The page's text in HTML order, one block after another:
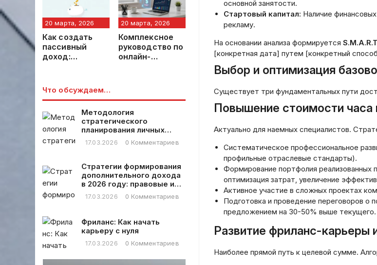
основной занятости.
Стартовый капитал: Наличие
рекламу.
На основании анализа формируется
[конкретная дата] путем [конкретный
Выбор и оптимизация
Существует три фундаментальных пути
Повышение стоимости
Актуально для наемных специалистов.
Систематическое профессиональное
профильные отраслевые стандарты).
Формирование портфолия реализованных
оптимизация затрат, увеличение
Активное участие в сложных проектах
Подготовка и проведение переговоров о
предложением на 30-50% выше текущего.
Развитие фриланс-карьеры
Наиболее прямой путь к целевой сумме.
формирования
стабильного
дохода
способы и
рекомендации
20 марта, 2026
Как создать
пассивный
доход:
20 марта, 2026
Комплексное
руководство по
онлайн-
Что обсуждаем…
Методология
стратегического
планирования личных
финансовых расходов
17.03.2026 0 Комментариев
Стратегии формирования
дополнительного дохода
в 2026 году: правовые и
практические аспекты
17.03.2026 0 Комментариев
Фриланс: Как начать
карьеру с нуля
17.03.2026 0 Комментариев